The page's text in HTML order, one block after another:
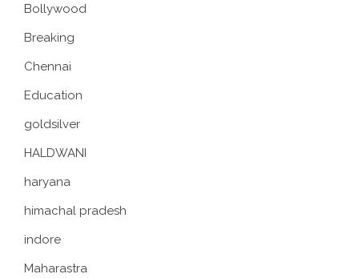
Bollywood
Breaking
Chennai
Education
goldsilver
HALDWANI
haryana
himachal pradesh
indore
Maharastra